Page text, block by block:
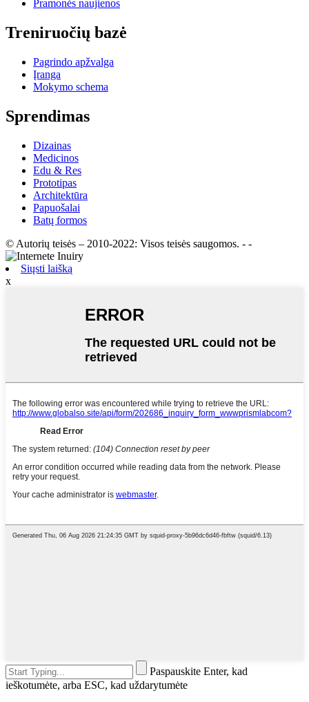
Pramonės naujienos
Treniruočių bazė
Pagrindo apžvalga
Įranga
Mokymo schema
Sprendimas
Dizainas
Medicinos
Edu & Res
Prototipas
Architektūra
Papuošalai
Batų formos
© Autorių teisės – 2010-2022: Visos teisės saugomos. - -
Siųsti laišką
x
Paspauskite Enter, kad
ieškotumėte, arba ESC, kad uždarytumėte